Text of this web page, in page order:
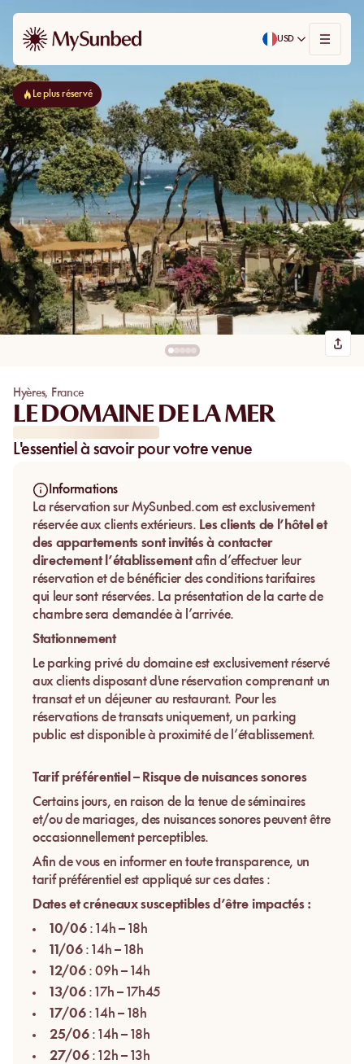
Le plus réservé
USD
Hyères, France
LE DOMAINE DE LA MER
L'essentiel à savoir pour votre venue
Informations
La réservation sur MySunbed.com est exclusivement
réservée aux clients extérieurs. Les clients de l’hôtel et
des appartements sont invités à contacter
directement l’établissementafin d’effectuer leur
réservation et de bénéficier des conditions tarifaires
qui leur sont réservées. La présentation de la carte de
chambre sera demandée à l’arrivée.
Stationnement
Le parking privé du domaine est exclusivement réservé
aux clients disposant d'une réservation comprenant un
transat et un déjeuner au restaurant. Pour les
réservations de transats uniquement, un parking
public est disponible à proximité de l’établissement.
Tarif préférentiel – Risque de nuisances sonores
Certains jours, en raison de la tenue de séminaires
et/ou de mariages, des nuisances sonores peuvent être
occasionnellement perceptibles.
Afin de vous en informer en toute transparence, un
tarif préférentiel est appliqué sur ces dates :
Dates et créneaux susceptibles d’être impactés :
10/06: 14h – 18h
11/06: 14h – 18h
12/06: 09h – 14h
13/06: 17h – 17h45
17/06: 14h – 18h
25/06: 14h – 18h
27/06: 12h – 13h